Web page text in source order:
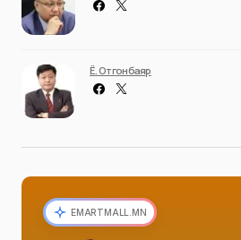
Ё. Отгонбаяр
EMARTMALL.MN